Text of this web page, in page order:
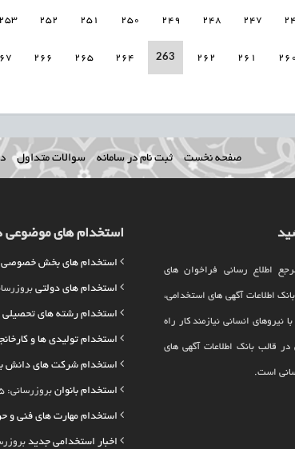
247
248
249
250
251
252
253
260
261
262
263
264
265
266
صفحه نخست ثبت نام در سامانه سوالات متداول
اطلاع رسانی فراخوان های
اطلاعات آگهی های استخدامی،
انسانی نیازمند کار راه
قالب بانک اطلاعات آگهی های
است.
استخدام های موضوعی در
استخدام های بخش خصوصی
استخدام های دولتی بروزرسانی:
استخدام رشته های تحصیلی
استخدام تولیدی ها و
استخدام شرکت های دانش
استخدام بانوان بروزرسانی: 1405/05/15
استخدام مهارت های فنی و
اخبار استخدامی جدید